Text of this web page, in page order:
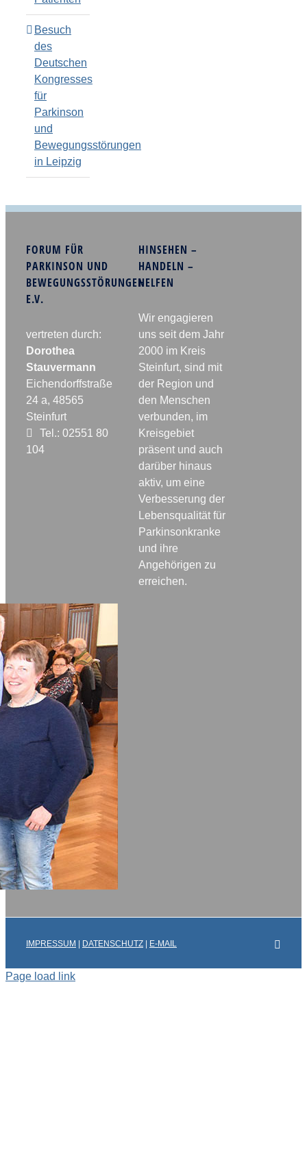
Besuch
des
Deutschen
Kongresses
für
Parkinson
und
Bewegungsstörungen
in Leipzig
FORUM FÜR
PARKINSON UND
BEWEGUNGSSTÖRUNGEN
E.V.
vertreten durch:
Dorothea
Stauvermann
Eichendorffstraße
24 a, 48565
Steinfurt
Tel.: 02551 80
104
HINSEHEN –
HANDELN –
HELFEN
Wir engagieren
uns seit dem Jahr
2000 im Kreis
Steinfurt, sind mit
der Region und
den Menschen
verbunden, im
Kreisgebiet
präsent und auch
darüber hinaus
aktiv, um eine
Verbesserung der
Lebensqualität für
Parkinsonkranke
und ihre
Angehörigen zu
erreichen.
IMPRESSUM DATENSCHUTZ E-MAIL
Page load link